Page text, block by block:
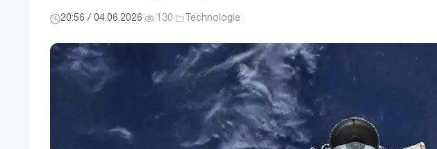
20:56 / 04.06.2026· 130· Technologie